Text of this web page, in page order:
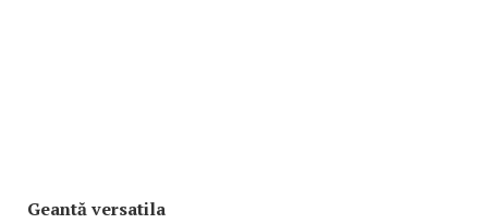
Geantă versatila